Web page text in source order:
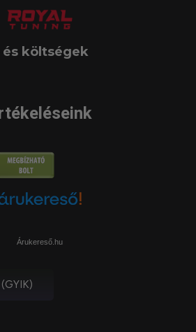
és költségek
Árukereső.hu